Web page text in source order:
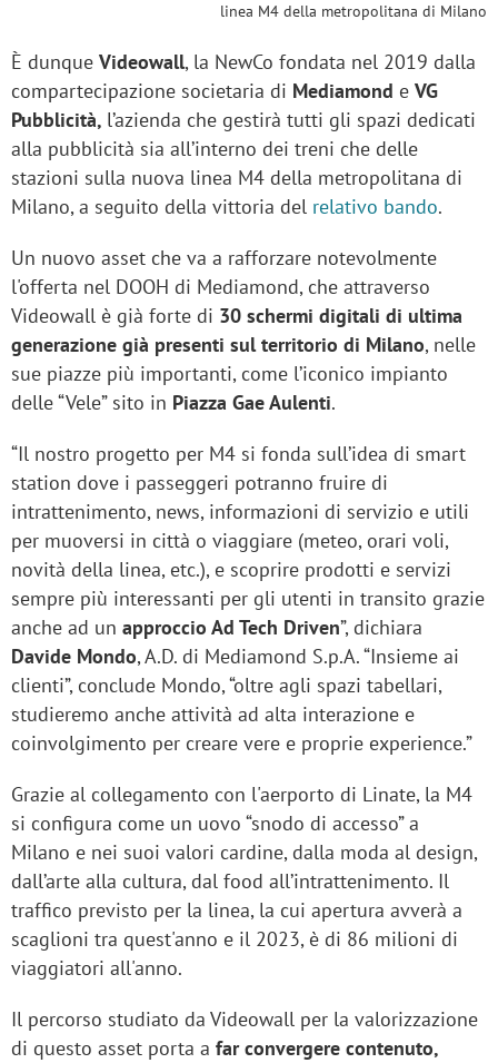
linea M4 della metropolitana di Milano
È dunque Videowall, la NewCo fondata nel 2019 dalla
compartecipazione societaria di Mediamond e VG
Pubblicità, l’azienda che gestirà tutti gli spazi dedicati
alla pubblicità sia all’interno dei treni che delle
stazioni sulla nuova linea M4 della metropolitana di
Milano, a seguito della vittoria del relativo bando.
Un nuovo asset che va a rafforzare notevolmente
l'offerta nel DOOH di Mediamond, che attraverso
Videowall è già forte di 30 schermi digitali di ultima
generazione già presenti sul territorio di Milano, nelle
sue piazze più importanti, come l’iconico impianto
delle “Vele” sito in Piazza Gae Aulenti.
“Il nostro progetto per M4 si fonda sull’idea di smart
station dove i passeggeri potranno fruire di
intrattenimento, news, informazioni di servizio e utili
per muoversi in città o viaggiare (meteo, orari voli,
novità della linea, etc.), e scoprire prodotti e servizi
sempre più interessanti per gli utenti in transito grazie
anche ad un approccio Ad Tech Driven”, dichiara
Davide Mondo, A.D. di Mediamond S.p.A. “Insieme ai
clienti”, conclude Mondo, “oltre agli spazi tabellari,
studieremo anche attività ad alta interazione e
coinvolgimento per creare vere e proprie experience.”
Grazie al collegamento con l'aerporto di Linate, la M4
si configura come un uovo “snodo di accesso” a
Milano e nei suoi valori cardine, dalla moda al design,
dall’arte alla cultura, dal food all’intrattenimento. Il
traffico previsto per la linea, la cui apertura avverà a
scaglioni tra quest'anno e il 2023, è di 86 milioni di
viaggiatori all'anno.
Il percorso studiato da Videowall per la valorizzazione
di questo asset porta a far convergere contenuto,